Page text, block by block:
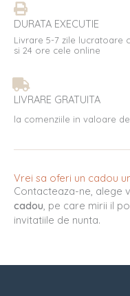
DURATA EXECUTIE
Livrare 5-7 zile lucratoare
si 24 ore cele online
LIVRARE GRATUITA
la comenziile in valoare
Vrei sa oferi un cadou
Contacteaza-ne, alege
cadou, pe care mirii il
invitatiile de nunta.